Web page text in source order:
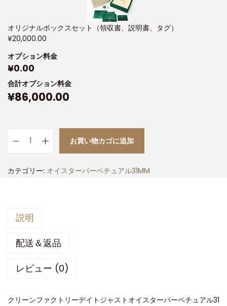
オリジナルボックスセット（領収書、説明書、タグ）
¥20,000.00
オプション料金
¥0.00
合計オプション料金
¥86,000.00
お買い物カゴに追加
カテゴリー: オイスターパーペチュアル31MM
説明
配送＆返品
レビュー (0)
クリーンファクトリーデイトジャストオイスターパーペチュアル31